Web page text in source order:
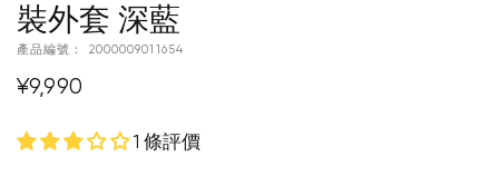
裝外套 深藍
產品編號： 2000009011654
¥9,990
1 條評價